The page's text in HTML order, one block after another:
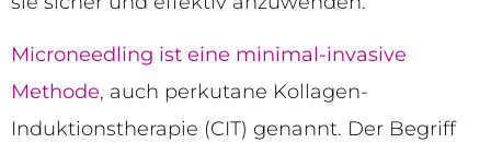
Microneedling ist eine minimal-invasive
Methode, auch perkutane Kollagen-
Induktionstherapie (CIT) genannt. Der Begriff